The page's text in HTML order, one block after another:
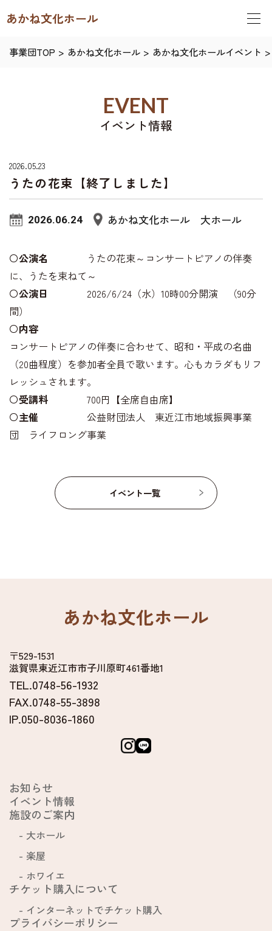
あかね文化ホール
事業団TOP > あかね文化ホール > あかね文化ホールイベント >
EVENT
イベント情報
2026.05.23
うたの花束【終了しました】
2026.06.24 あかね文化ホール 大ホール
〇公演名 うたの花束～コンサートピアノの伴奏
に、うたを束ねて～
〇公演日
2026/6/24（水）10時00分開演 （90分
間）
〇内容
コンサートピアノの伴奏に合わせて、昭和・平成の名曲
（20曲程度）を参加者全員で歌います。心もカラダもリフ
レッシュされます。
〇受講料 700円【全席自由席】
〇主催 公益財団法人 東近江市地域振興事業
団 ライフロング事業
イベント一覧
あかね文化ホール
〒529-1531
滋賀県東近江市市子川原町461番地1
TEL.0748-56-1932
FAX.0748-55-3898
IP.050-8036-1860
お知らせ
イベント情報
施設のご案内
大ホール
楽屋
ホワイエ
チケット購入について
インターネットでチケット購入
プライバシーポリシー